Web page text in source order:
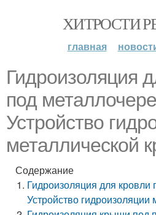
ХИТРОСТИ
главная
Гидроизоляция
под
Устройство
металлической
Содержание
Гидроизоляция для кровли
Устройство